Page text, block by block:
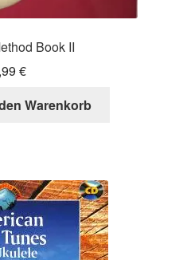
Book II
€
Warenkorb